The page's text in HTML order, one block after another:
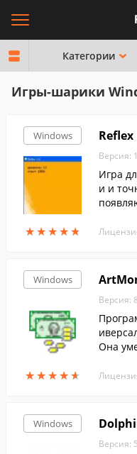
Категории
Игры-шарики
Windows
★★★★★
★★★★★
Reflex
Версия:
Игра
и и
Windows
★★★★★
★★★★★
Версия:
Она
ных
Windows
Версия: